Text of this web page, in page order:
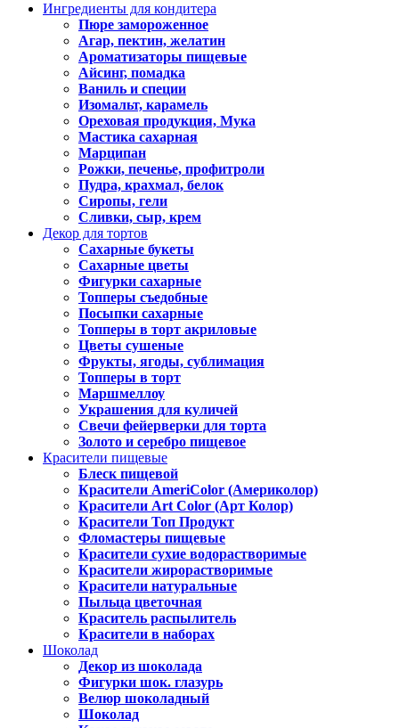
Ингредиенты для кондитера
Пюре замороженное
Агар, пектин, желатин
Ароматизаторы пищевые
Айсинг, помадка
Ваниль и специи
Изомальт, карамель
Ореховая продукция, Мука
Мастика сахарная
Марципан
Рожки, печенье, профитроли
Пудра, крахмал, белок
Сиропы, гели
Сливки, сыр, крем
Декор для тортов
Сахарные букеты
Сахарные цветы
Фигурки сахарные
Топперы съедобные
Посыпки сахарные
Топперы в торт акриловые
Цветы сушеные
Фрукты, ягоды, сублимация
Топперы в торт
Маршмеллоу
Украшения для куличей
Свечи фейерверки для торта
Золото и серебро пищевое
Красители пищевые
Блеск пищевой
Красители AmeriColor (Америколор)
Красители Art Color (Арт Колор)
Красители Топ Продукт
Фломастеры пищевые
Красители сухие водорастворимые
Красители жирорастворимые
Красители натуральные
Пыльца цветочная
Краситель распылитель
Красители в наборах
Шоколад
Декор из шоколада
Фигурки шок. глазурь
Велюр шоколадный
Шоколад